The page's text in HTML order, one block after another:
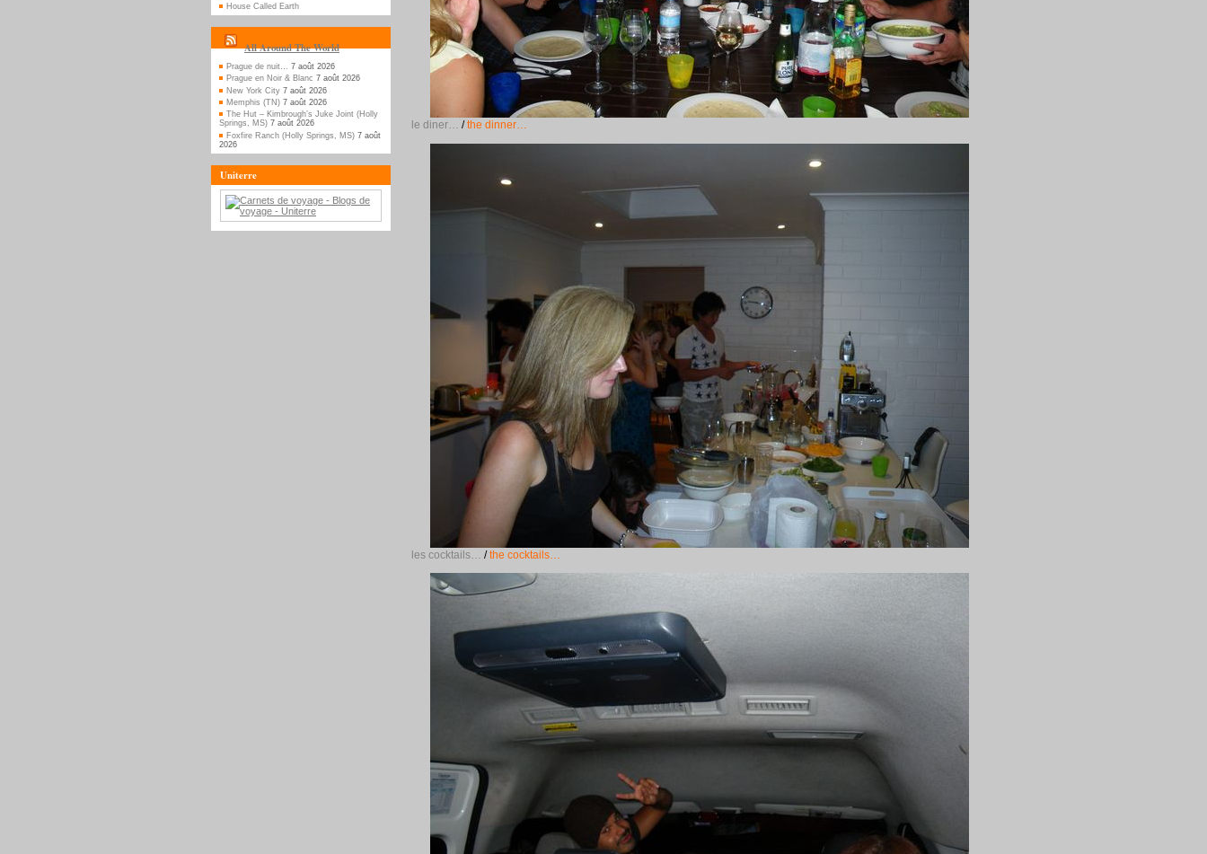
House Called Earth
All Around The World
Prague de nuit…
7 août 2026
Prague en Noir & Blanc 7 août 2026
New York City 7 août 2026
Memphis (TN) 7 août 2026
The Hut – Kimbrough’s Juke Joint (Holly
Springs, MS) 7 août 2026
Foxfire Ranch (Holly Springs, MS) 7 août
2026
Uniterre
le diner… /the dinner…
les cocktails… /the cocktails…